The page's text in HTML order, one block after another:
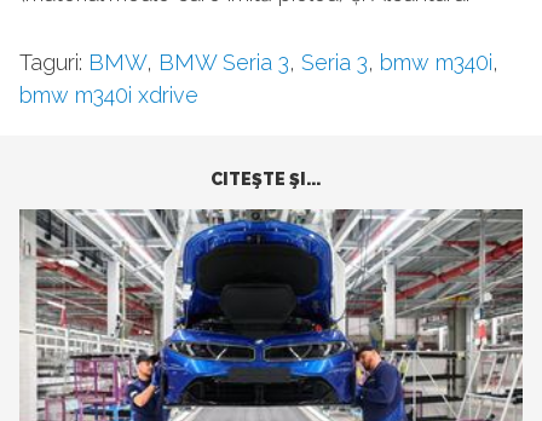
Taguri: BMW, BMW Seria 3, Seria 3, bmw m340i,
bmw m340i xdrive
CITEŞTE ŞI...